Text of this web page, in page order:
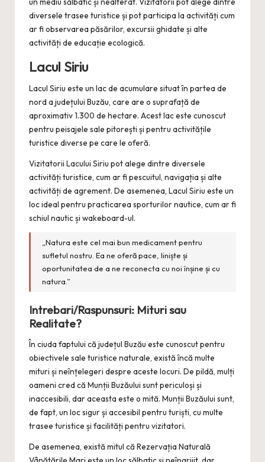
diversele trasee turistice și pot participa la activități cum
ar fi observarea păsărilor, excursii ghidate și alte
activități de educație ecologică.
Lacul Siriu
Lacul Siriu este un lac de acumulare situat în partea de
nord a județului Buzău, care are o suprafață de
aproximativ 1.300 de hectare. Acest lac este cunoscut
pentru peisajele sale pitorești și pentru activitățile
turistice diverse pe care le oferă.
Vizitatorii Lacului Siriu pot alege dintre diversele
activități turistice, cum ar fi pescuitul, navigația și alte
activități de agrement. De asemenea, Lacul Siriu este un
loc ideal pentru practicarea sporturilor nautice, cum ar fi
schiul nautic și wakeboard-ul.
„Natura este cel mai bun medicament pentru
sufletul nostru. Ea ne oferă pace, liniște și
oportunitatea de a ne reconecta cu noi înșine și cu
natura.”
Intrebari/Raspunsuri: Mituri sau
Realitate?
În ciuda faptului că județul Buzău este cunoscut pentru
obiectivele sale turistice naturale, există încă multe
mituri și neînțelegeri despre aceste locuri. De pildă, mulți
oameni cred că Munții Buzăului sunt periculoși și
inaccesibili, dar aceasta este o mită. Munții Buzăului sunt,
de fapt, un loc sigur și accesibil pentru turiști, cu multe
trasee turistice și facilități pentru vizitatori.
De asemenea, există mitul că Rezervația Naturală